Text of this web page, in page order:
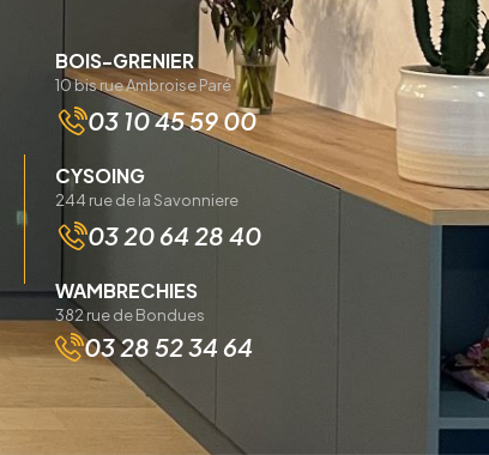
BOIS-GRENIER
10 bis rue Ambroise Paré
03 10 45 59 00
CYSOING
244 rue de la Savonniere
03 20 64 28 40
WAMBRECHIES
382 rue de Bondues
03 28 52 34 64